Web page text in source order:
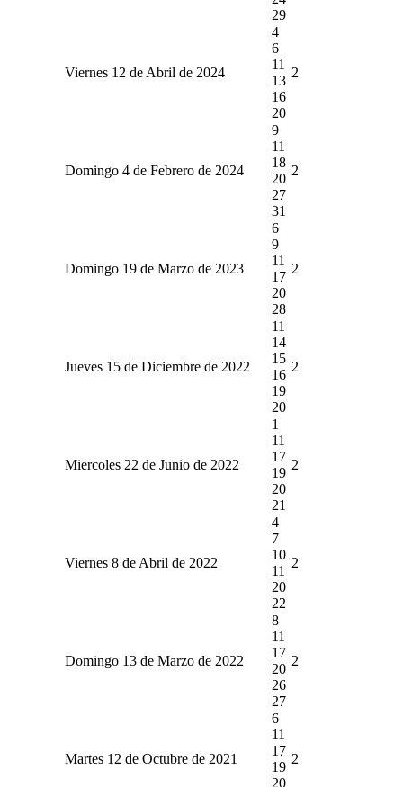
29
Viernes 12 de Abril de 2024
4
6
11
13
16
20
2
Domingo 4 de Febrero de 2024
9
11
18
20
27
31
2
Domingo 19 de Marzo de 2023
6
9
11
17
20
28
2
Jueves 15 de Diciembre de 2022
11
14
15
16
19
20
2
Miercoles 22 de Junio de 2022
1
11
17
19
20
21
2
Viernes 8 de Abril de 2022
4
7
10
11
20
22
2
Domingo 13 de Marzo de 2022
8
11
17
20
26
27
2
Martes 12 de Octubre de 2021
6
11
17
19
20
2